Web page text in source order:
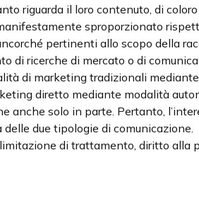
riguarda il loro contenuto, di
sproporzionato
pertinenti allo scopo della
ricerche di mercato o di
di marketing tradizionali
diretto mediante modalità
solo in parte. Pertanto,
due tipologie di comunicazione.
di trattamento, diritto alla